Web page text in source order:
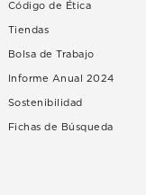
Código de Ética
Tiendas
Bolsa de Trabajo
Informe Anual 2024
Sostenibilidad
Fichas de Búsqueda